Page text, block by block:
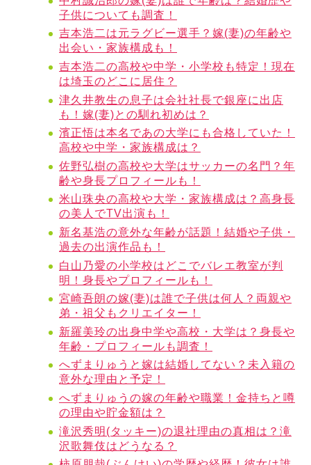
子供についても調査！
吉本浩二は元ラグビー選手？嫁(妻)の年齢や
出会い・家族構成も！
吉本浩二の高校や中学・小学校も特定！現在
は埼玉のどこに居住？
津久井教生の息子は会社社長で銀座に出店
も！嫁(妻)との馴れ初めは？
濱正悟は本名であの大学にも合格していた！
高校や中学・家族構成は？
佐野弘樹の高校や大学はサッカーの名門？年
齢や身長プロフィールも！
米山珠央の高校や大学・家族構成は？高身長
の美人でTV出演も！
新名基浩の意外な年齢が話題！結婚や子供・
過去の出演作品も！
白山乃愛の小学校はどこでバレエ教室が判
明！身長やプロフィールも！
宮崎吾朗の嫁(妻)は誰で子供は何人？両親や
弟・祖父もクリエイター！
新羅美玲の出身中学や高校・大学は？身長や
年齢・プロフィールも調査！
へずまりゅうと嫁は結婚してない？未入籍の
意外な理由と予定！
へずまりゅうの嫁の年齢や職業！金持ちと噂
の理由や貯金額は？
滝沢秀明(タッキー)の退社理由の真相は？滝
沢歌舞伎はどうなる？